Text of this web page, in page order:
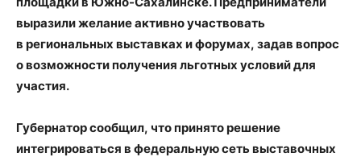
выразили желание активно участвовать
в региональных выставках и форумах, задав вопрос
о возможности получения льготных условий для
участия.
Губернатор сообщил, что принято решение
интегрироваться в федеральную сеть выставочных